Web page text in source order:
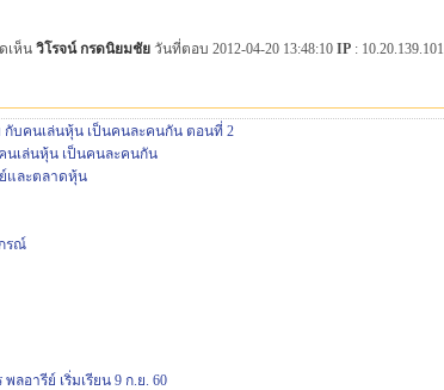
เห็น วิโรจน์ กรดนิยมชัย วันที่ตอบ 2012-04-20 13:48:10 IP : 10.20.139.101
บคนเล่นหุ้น เป็นคนละคนกัน ตอนที่ 2
นเล่นหุ้น เป็นคนละคนกัน
และตลาดหุ้น
รณ์
อารีย์ เริ่มเรียน 9 ก.ย. 60